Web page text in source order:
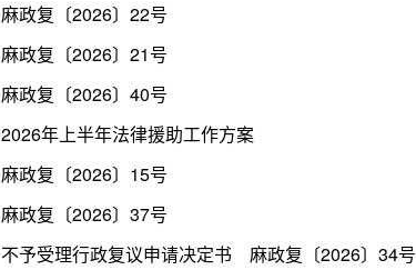
麻政复〔2026〕22号
麻政复〔2026〕21号
麻政复〔2026〕40号
2026年上半年法律援助工作方案
麻政复〔2026〕15号
麻政复〔2026〕37号
不予受理行政复议申请决定书 麻政复〔2026〕34号